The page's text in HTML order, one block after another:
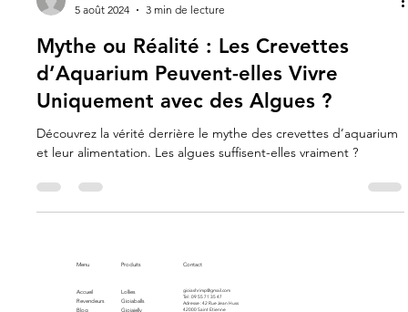
5 août 2024
3 min de lecture
Mythe ou Réalité : Les Crevettes
d’Aquarium Peuvent-elles Vivre
Uniquement avec des Algues ?
et leur alimentation. Les algues suffisent-elles vraiment ?
Menu Produits Contact